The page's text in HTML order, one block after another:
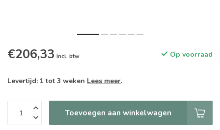
€206,33 Incl. btw Op voorraad
Levertijd: 1 tot 3 weken Lees meer.
Toevoegen aan winkelwagen